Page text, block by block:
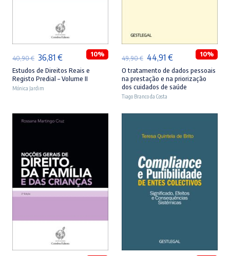
ADICIONAR
40,90€ O
preço
original
40,90 €.
36,81 €O
preço
atual
36,81 €.
10%
Estudos de Direitos Reais e
Registo Predial – Volume II
Mónica Jardim
49,90€ O
preço
original
era:
49,90 €.
44,91 €O
preço
atual
44,91 €.
10%
O tratamento de dados pessoais
na prestação e na priorização
dos cuidados de saúde
Tiago Branco da Costa
ADICIONAR